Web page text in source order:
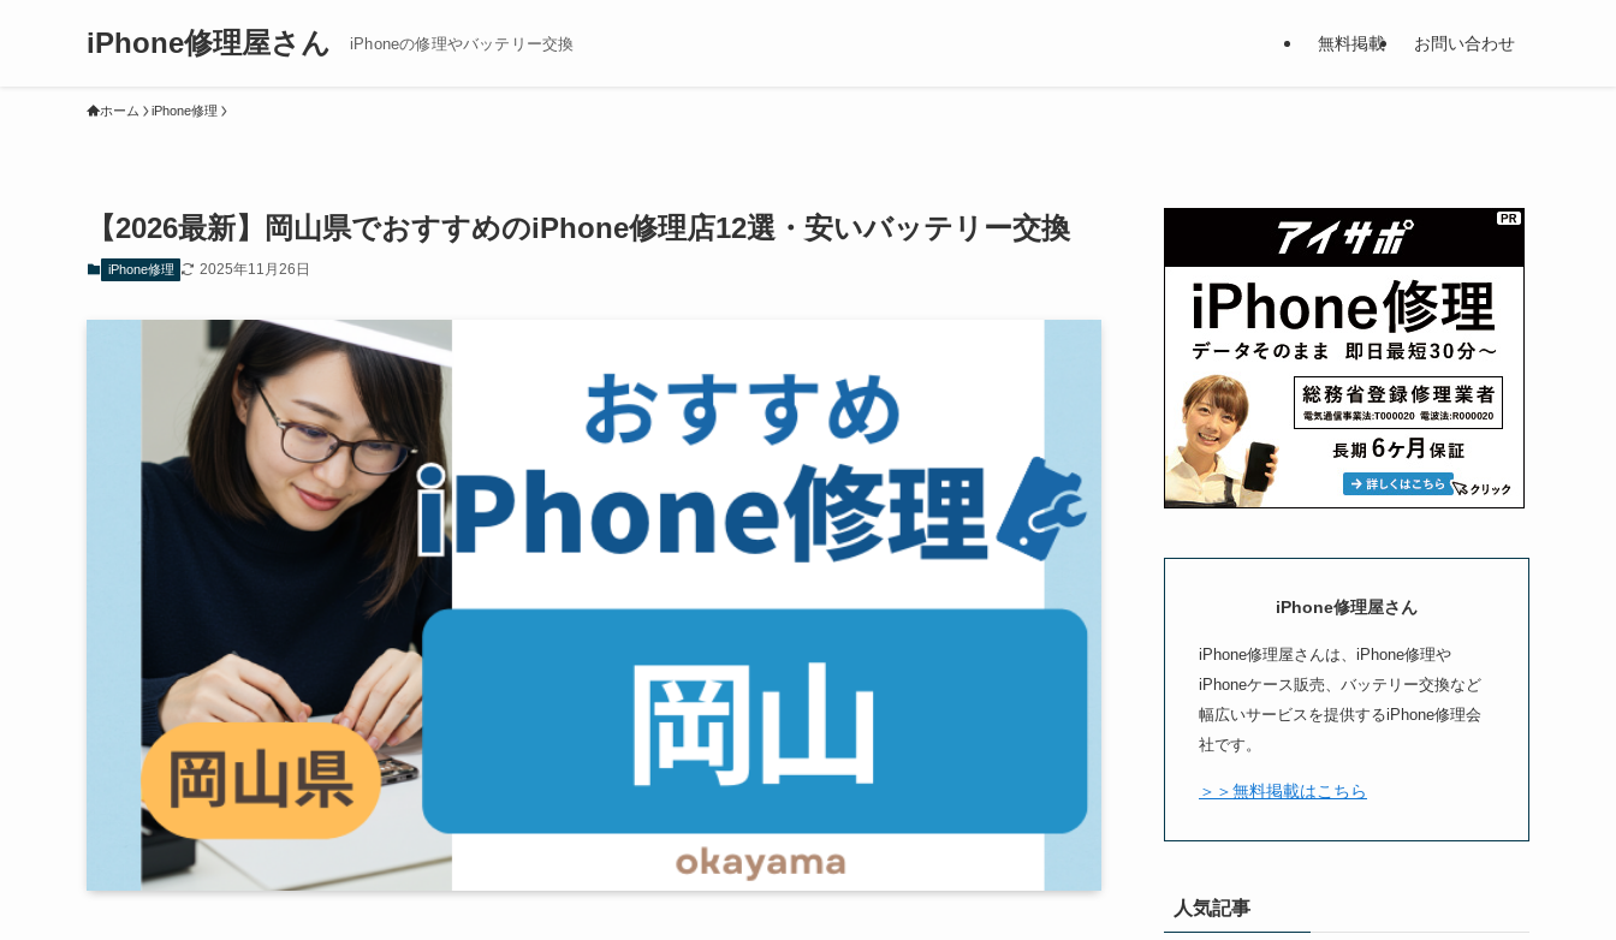
iPhone修理屋さん iPhoneの修理やバッテリー交換 無料掲載 お問い合わせ
ホーム iPhone修理
【2026最新】岡山県でおすすめのiPhone修理店12選・安いバッテリー交換
iPhone修理 2025年11月26日
iPhone修理屋さん
iPhone修理屋さんは、iPhone修理や
iPhoneケース販売、バッテリー交換など
幅広いサービスを提供するiPhone修理会
社です。
＞＞無料掲載はこちら
人気記事